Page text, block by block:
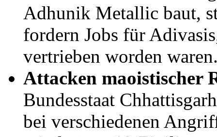
Adhunik Metallic baut,
fordern Jobs für
vertrieben worden
Attacken maoistischer
Bundesstaat
bei verschiedenen